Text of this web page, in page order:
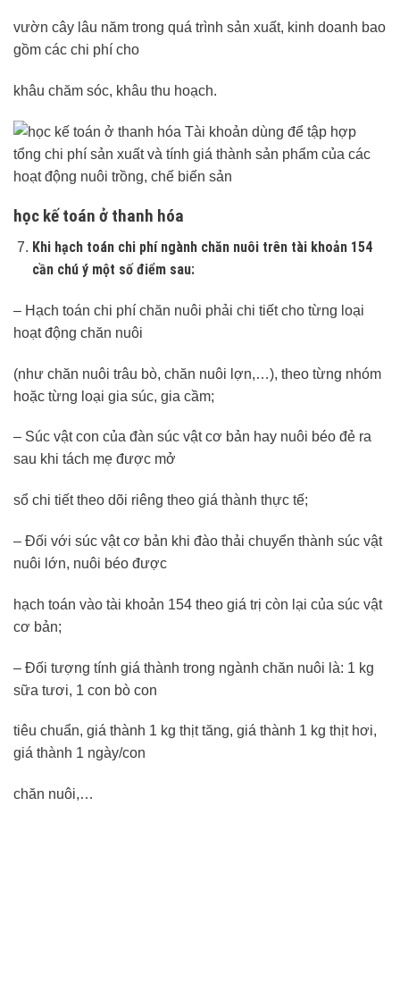
vườn cây lâu năm trong quá trình sản xuất, kinh doanh bao
gồm các chi phí cho
khâu chăm sóc, khâu thu hoạch.
học kế toán ở thanh hóa
Khi hạch toán chi phí ngành chăn nuôi trên tài khoản 154
cần chú ý một số điểm sau:
– Hạch toán chi phí chăn nuôi phải chi tiết cho từng loại
hoạt động chăn nuôi
(như chăn nuôi trâu bò, chăn nuôi lợn,…), theo từng nhóm
hoặc từng loại gia súc, gia cầm;
– Súc vật con của đàn súc vật cơ bản hay nuôi béo đẻ ra
sau khi tách mẹ được mở
sổ chi tiết theo dõi riêng theo giá thành thực tế;
– Đối với súc vật cơ bản khi đào thải chuyển thành súc vật
nuôi lớn, nuôi béo được
hạch toán vào tài khoản 154 theo giá trị còn lại của súc vật
cơ bản;
– Đối tượng tính giá thành trong ngành chăn nuôi là: 1 kg
sữa tươi, 1 con bò con
tiêu chuẩn, giá thành 1 kg thịt tăng, giá thành 1 kg thịt hơi,
giá thành 1 ngày/con
chăn nuôi,…